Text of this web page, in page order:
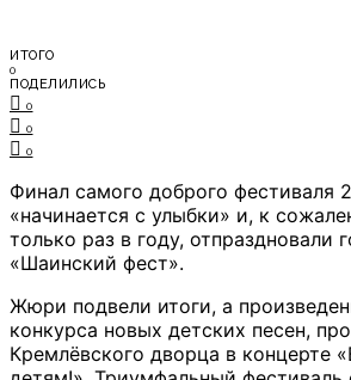
ИТОГО
0
ПОДЕЛИЛИСЬ
0
0
0
Финал самого доброго фестиваля
«начинается с улыбки» и, к
только раз в году, отпраздновали
«Шаинский фест».
Жюри подвели итоги, а
конкурса новых детских песен,
Кремлёвского дворца в концерте